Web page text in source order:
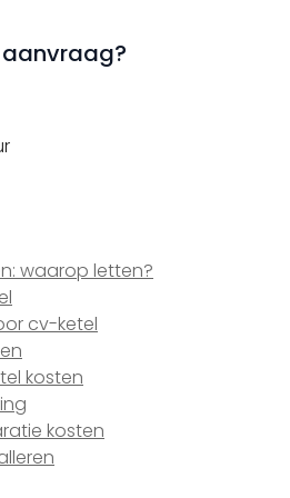
waarop letten?
cv-ketel
kosten
kosten